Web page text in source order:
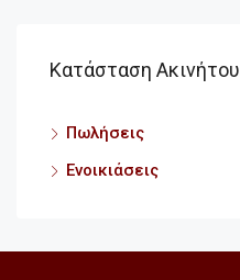
Κατάσταση Ακινήτου
Πωλήσεις
Ενοικιάσεις